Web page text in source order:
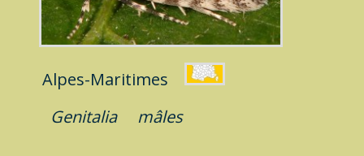
Alpes-Maritimes
Genitalia mâles